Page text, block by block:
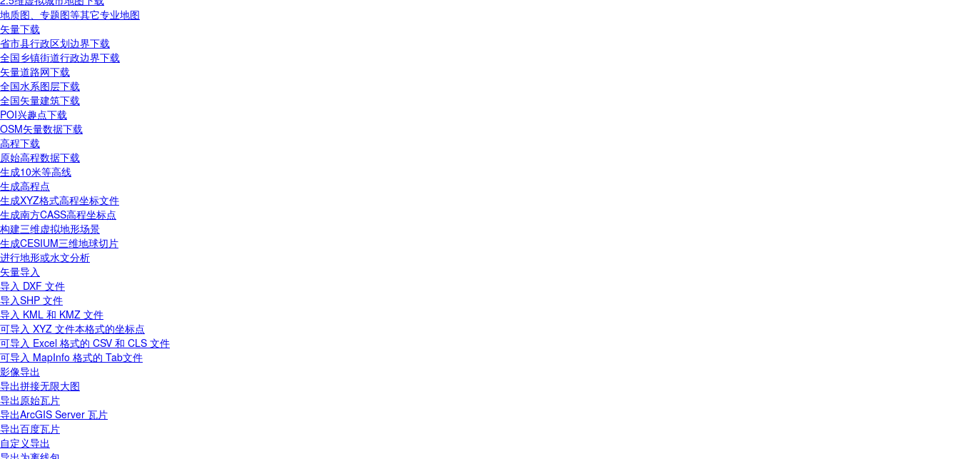
地质图、专题图等其它专业地图
矢量下载
省市县行政区划边界下载
全国乡镇街道行政边界下载
矢量道路网下载
全国水系图层下载
全国矢量建筑下载
POI兴趣点下载
OSM矢量数据下载
高程下载
原始高程数据下载
生成10米等高线
生成高程点
生成XYZ格式高程坐标文件
生成南方CASS高程坐标点
构建三维虚拟地形场景
生成CESIUM三维地球切片
进行地形或水文分析
矢量导入
导入 DXF 文件
导入SHP 文件
导入 KML 和 KMZ 文件
可导入 XYZ 文件本格式的坐标点
可导入 Excel 格式的 CSV 和 CLS 文件
可导入 MapInfo 格式的 Tab文件
影像导出
导出拼接无限大图
导出原始瓦片
导出ArcGIS Server 瓦片
导出百度瓦片
自定义导出